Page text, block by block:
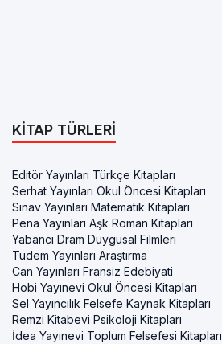
KITAP TÜRLERI
Editör Yayınları Türkçe Kitapları
Serhat Yayınları Okul Öncesi Kitapları
Sınav Yayınları Matematik Kitapları
Pena Yayınları Aşk Roman Kitapları
Yabancı Dram Duygusal Filmleri
Tudem Yayınları Araştırma
Can Yayınları Fransiz Edebiyati
Hobi Yayınevi Okul Öncesi Kitapları
Sel Yayıncılık Felsefe Kaynak Kitapları
Remzi Kitabevi Psikoloji Kitapları
İdea Yayınevi Toplum Felsefesi Kitapları